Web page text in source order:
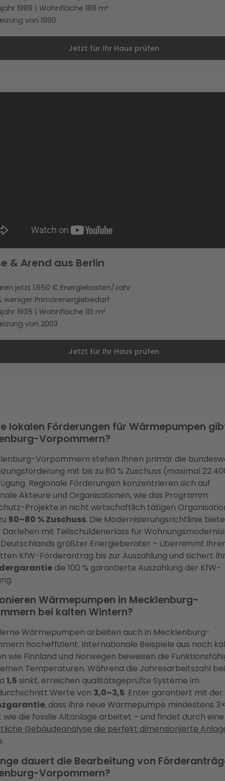
1989 | Wohnfläche 188 m²
von 1990
Jetzt für Ihr Haus prüfen
& Arend aus Berlin
jetzt 1.650 € Energiekosten/Jahr
weniger Primärenergiebedarf
1935 | Wohnfläche 113 m²
von 2003
Jetzt für Ihr Haus prüfen
lokalen Förderungen für Wärmepumpen
Vorpommern?
Vorpommern stehen Ihnen primär die
mit bis zu 80 % Zuschuss (maximal
Regionale Förderungen konzentrieren sich auf
Akteure und Organisationen, wie das Programm
Projekte in nicht wirtschaftlich tätigen
50–80 % Zuschuss. Die Modernisierungsrichtlinie
Darlehen mit Teilschuldenerlass für
größter Energieberater – übernimmt
KfW-Förderantrag bis zur Auszahlung und sichert
die 100 % garantierte Auszahlung der KfW-
Wärmepumpen in Mecklenburg-
bei kalten Wintern?
Wärmepumpen arbeiten auch in Mecklenburg-
hocheffizient. Internationale Beispiele aus noch
wie Finnland und Norwegen beweisen die
Temperaturen. Während die Jahresarbeitszahl
1,5 sinkt, erreichen qualitätsgeprüfte Systeme im
Werte von 3,0–3,5. Enter garantiert mit der
, dass Ihre neue Wärmepumpe mindestens
wie die fossile Altanlage arbeitet – und findet durch eine
Gebäudeanalyse die perfekt dimensionierte
dauert die Bearbeitung von
Vorpommern?